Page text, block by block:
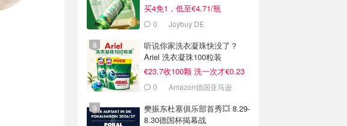
买4免1，低至€4.71/瓶
0 Joybuy DE
听说你家洗衣凝珠快没了？
Ariel 洗衣凝珠100粒装
€23.7收100颗 洗一次才€0.23
0 Amazon德国亚马逊
樊振东杜塞俱乐部首秀💥 8.29-
8.30德国杯揭幕战